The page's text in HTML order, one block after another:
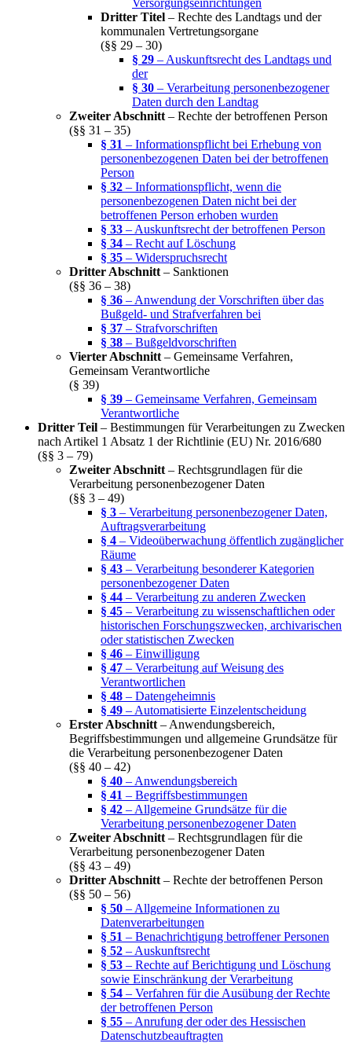
Versorgungseinrichtungen
Dritter Titel – Rechte des Landtags und der
kommunalen Vertretungsorgane
(§§ 29 – 30)
§ 29 – Auskunftsrecht des Landtags und
der
§ 30 – Verarbeitung personenbezogener
Daten durch den Landtag
Zweiter Abschnitt – Rechte der betroffenen Person
(§§ 31 – 35)
§ 31 – Informationspflicht bei Erhebung von
personenbezogenen Daten bei der betroffenen
Person
§ 32 – Informationspflicht, wenn die
personenbezogenen Daten nicht bei der
betroffenen Person erhoben wurden
§ 33 – Auskunftsrecht der betroffenen Person
§ 34 – Recht auf Löschung
§ 35 – Widerspruchsrecht
Dritter Abschnitt – Sanktionen
(§§ 36 – 38)
§ 36 – Anwendung der Vorschriften über das
Bußgeld- und Strafverfahren bei
§ 37 – Strafvorschriften
§ 38 – Bußgeldvorschriften
Vierter Abschnitt – Gemeinsame Verfahren,
Gemeinsam Verantwortliche
(§ 39)
§ 39 – Gemeinsame Verfahren, Gemeinsam
Verantwortliche
Dritter Teil – Bestimmungen für Verarbeitungen zu Zwecken
nach Artikel 1 Absatz 1 der Richtlinie (EU) Nr. 2016/680
(§§ 3 – 79)
Zweiter Abschnitt – Rechtsgrundlagen für die
Verarbeitung personenbezogener Daten
(§§ 3 – 49)
§ 3 – Verarbeitung personenbezogener Daten,
Auftragsverarbeitung
§ 4 – Videoüberwachung öffentlich zugänglicher
Räume
§ 43 – Verarbeitung besonderer Kategorien
personenbezogener Daten
§ 44 – Verarbeitung zu anderen Zwecken
§ 45 – Verarbeitung zu wissenschaftlichen oder
historischen Forschungszwecken, archivarischen
oder statistischen Zwecken
§ 46 – Einwilligung
§ 47 – Verarbeitung auf Weisung des
Verantwortlichen
§ 48 – Datengeheimnis
§ 49 – Automatisierte Einzelentscheidung
Erster Abschnitt – Anwendungsbereich,
Begriffsbestimmungen und allgemeine Grundsätze für
die Verarbeitung personenbezogener Daten
(§§ 40 – 42)
§ 40 – Anwendungsbereich
§ 41 – Begriffsbestimmungen
§ 42 – Allgemeine Grundsätze für die
Verarbeitung personenbezogener Daten
Zweiter Abschnitt – Rechtsgrundlagen für die
Verarbeitung personenbezogener Daten
(§§ 43 – 49)
Dritter Abschnitt – Rechte der betroffenen Person
(§§ 50 – 56)
§ 50 – Allgemeine Informationen zu
Datenverarbeitungen
§ 51 – Benachrichtigung betroffener Personen
§ 52 – Auskunftsrecht
§ 53 – Rechte auf Berichtigung und Löschung
sowie Einschränkung der Verarbeitung
§ 54 – Verfahren für die Ausübung der Rechte
der betroffenen Person
§ 55 – Anrufung der oder des Hessischen
Datenschutzbeauftragten